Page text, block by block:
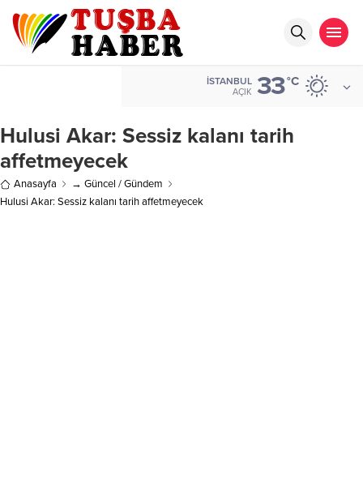
İSTANBUL
AÇIK 33°C
Hulusi Akar: Sessiz kalanı tarih
affetmeyecek
Anasayfa
→ Güncel / Gündem
Hulusi Akar: Sessiz kalanı tarih affetmeyecek